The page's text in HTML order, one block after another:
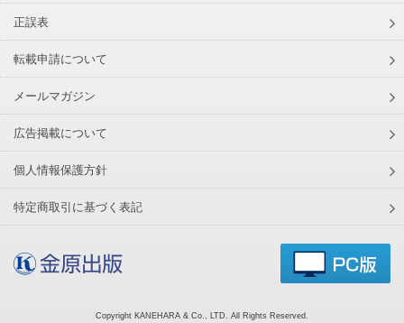
正誤表
転載申請について
メールマガジン
広告掲載について
個人情報保護方針
特定商取引に基づく表記
Copyright KANEHARA & Co., LTD. All Rights Reserved.